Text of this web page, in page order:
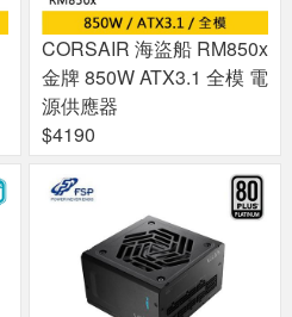
CORSAIR 海盜船 RM850x
金牌 850W ATX3.1 全模 電
源供應器
$4190